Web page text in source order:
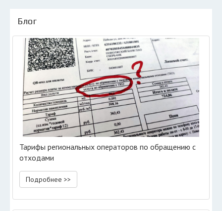
Блог
Тарифы региональных операторов по обращению с
отходами
Подробнее >>